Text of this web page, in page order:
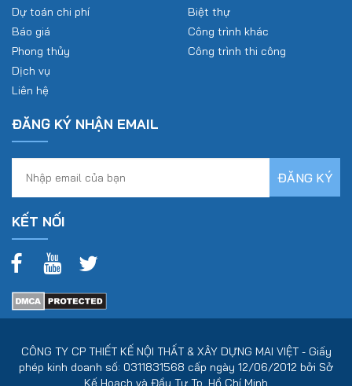
Dự toán chi phí
Báo giá
Phong thủy
Dịch vụ
Liên hệ
Biệt thự
Công trình khác
Công trình thi công
ĐĂNG KÝ NHẬN EMAIL
KẾT NỐI
CÔNG TY CP THIẾT KẾ NỘI THẤT & XÂY DỰNG MAI VIỆT - Giấy
phép kinh doanh số: 0311831568 cấp ngày 12/06/2012 bởi Sở
Kế Hoạch và Đầu Tư Tp. Hồ Chí Minh